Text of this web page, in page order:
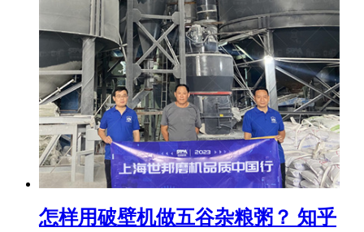
怎样用破壁机做五谷杂粮粥？ 知乎